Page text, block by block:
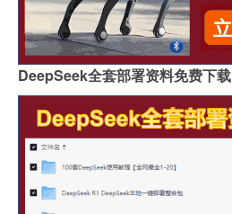
DeepSeek全套部署资料免费下载